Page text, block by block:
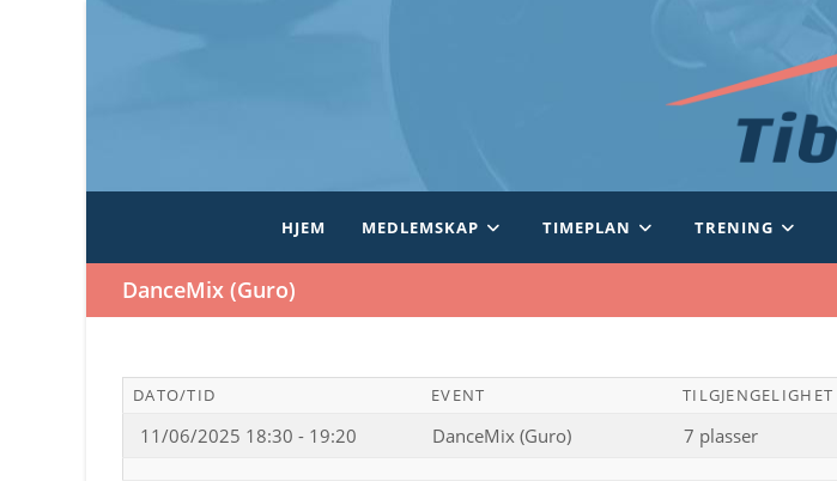
HJEM MEDLEMSKAP TIMEPLAN TRENING
DanceMix (Guro)
DATO/TID EVENT TILGJENGELIGHET
11/06/2025 18:30 - 19:20 DanceMix (Guro) 7 plasser